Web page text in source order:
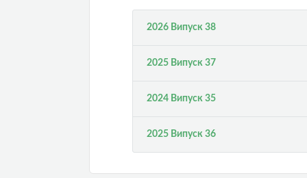
2026 Випуск 38
2025 Випуск 37
2024 Випуск 35
2025 Випуск 36